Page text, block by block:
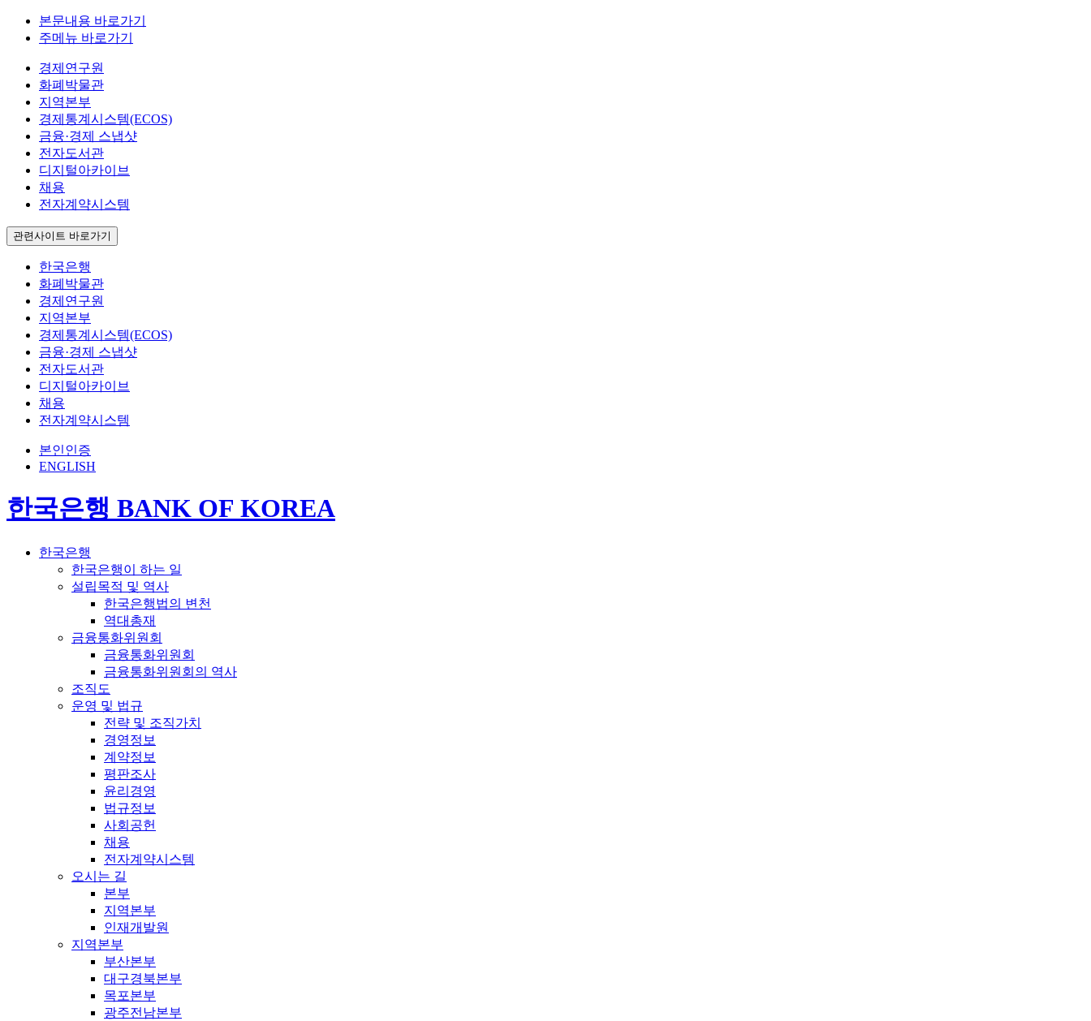
본문내용 바로가기
주메뉴 바로가기
경제연구원
화폐박물관
지역본부
경제통계시스템(ECOS)
금융·경제 스냅샷
전자도서관
디지털아카이브
채용
전자계약시스템
관련사이트 바로가기
한국은행
화폐박물관
경제연구원
지역본부
경제통계시스템(ECOS)
금융·경제 스냅샷
전자도서관
디지털아카이브
채용
전자계약시스템
본인인증
ENGLISH
한국은행 BANK OF KOREA
한국은행
한국은행이 하는 일
설립목적 및 역사
한국은행법의 변천
역대총재
금융통화위원회
금융통화위원회
금융통화위원회의 역사
조직도
운영 및 법규
전략 및 조직가치
경영정보
계약정보
평판조사
윤리경영
법규정보
사회공헌
채용
전자계약시스템
오시는 길
본부
지역본부
인재개발원
지역본부
부산본부
대구경북본부
목포본부
광주전남본부